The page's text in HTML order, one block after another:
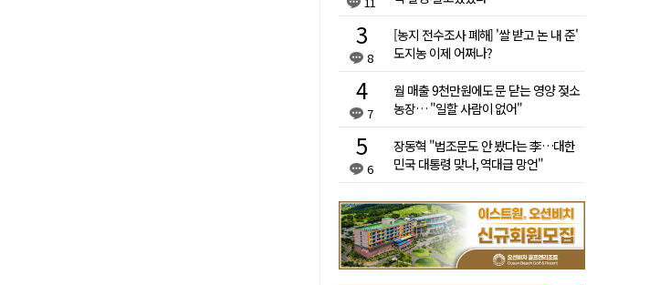
8
[농지 전수조사 폐해] '쌀 받고 논 내 준'
도지농 이제 어쩌나?
7
월 매출 9천만원에도 문 닫는 영양 젖소
농장… "일할 사람이 없어"
6
장동혁 "법조문도 안 봤다는 李…대한
민국 대통령 맞나, 역대급 망언"